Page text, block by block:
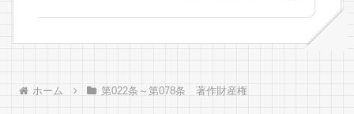
ホーム 第022条～第078条 著作財産権